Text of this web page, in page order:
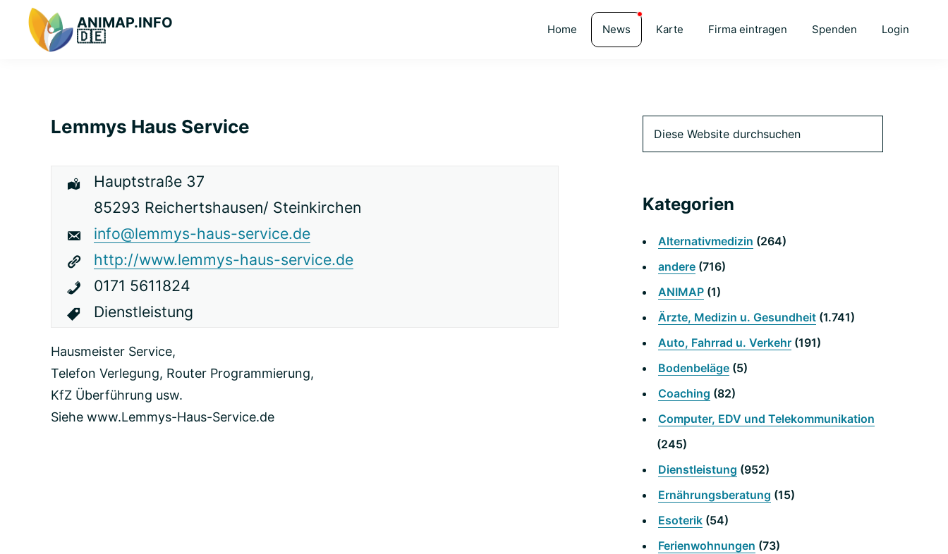
Hauptnavigation
springen
Hauptinhalt
springen
primären
Seitenleiste
ANIMAP.INFO
🇩🇪
Das
Home News Karte Firma eintragen Spenden Login
Lemmys Haus Service
Hauptstraße 37
85293 Reichertshausen/ Steinkirchen
info@lemmys-haus-service.de
http://www.lemmys-haus-service.de
0171 5611824
Dienstleistung
Hausmeister Service,
Telefon Verlegung, Router Programmierung,
KfZ Überführung usw.
Siehe www.Lemmys-Haus-Service.de
Primäre
Website
Kategorien
Alternativmedizin (264)
andere (716)
ANIMAP (1)
Ärzte, Medizin u. Gesundheit (1.741)
Auto, Fahrrad u. Verkehr (191)
Bodenbeläge (5)
Coaching (82)
Computer, EDV und Telekommunikation
(245)
Dienstleistung (952)
Ernährungsberatung (15)
Esoterik (54)
Ferienwohnungen (73)